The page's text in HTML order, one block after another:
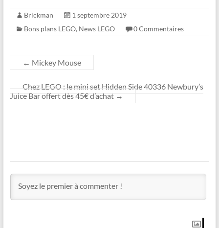
Brickman
1 septembre 2019
Bons plans LEGO, News LEGO 0 Commentaires
← Mickey Mouse
Chez LEGO : le mini set Hidden Side 40336 Newbury’s
Juice Bar offert dès 45€ d’achat →